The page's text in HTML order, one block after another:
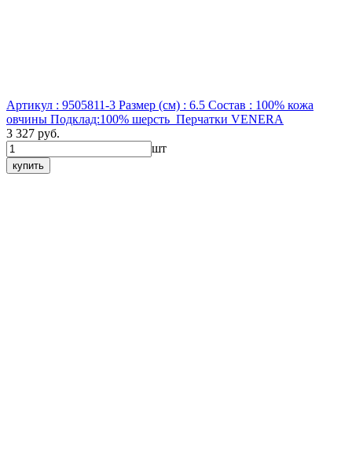
Артикул : 9505811-3 Размер (см) : 6.5 Состав : 100% кожа
овчины Подклад:100% шерсть Перчатки VENERA
3 327 руб.
шт
купить